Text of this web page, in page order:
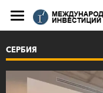
СЕРБИЯ